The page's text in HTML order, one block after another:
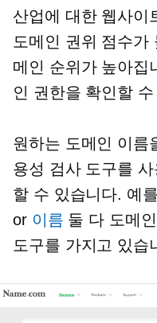
산업에 대한 웹사이
도메인 권위 점수가
메인 순위가 높아집
인 권한을 확인할
원하는 도메인 이름
용성 검사 도구를
할 수 있습니다. 예
or 이름 둘 다 도메
도구를 가지고 있습